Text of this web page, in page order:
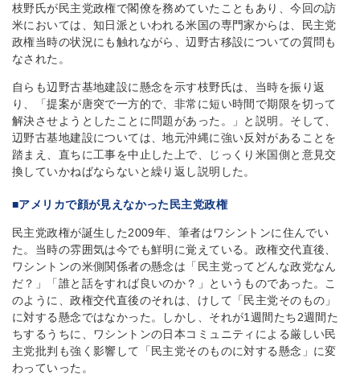
枝野氏が民主党政権で閣僚を務めていたこともあり、今回の訪
米においては、知日派といわれる米国の専門家からは、民主党
政権当時の状況にも触れながら、辺野古移設についての質問も
なされた。
自らも辺野古基地建設に懸念を示す枝野氏は、当時を振り返
り、「提案が唐突で一方的で、非常に短い時間で期限を切って
解決させようとしたことに問題があった。」と説明。そして、
辺野古基地建設については、地元沖縄に強い反対があることを
踏まえ、直ちに工事を中止した上で、じっくり米国側と意見交
換していかねばならないと繰り返し説明した。
■アメリカで顔が見えなかった民主党政権
民主党政権が誕生した2009年、筆者はワシントンに住んでい
た。当時の雰囲気は今でも鮮明に覚えている。政権交代直後、
ワシントンの米側関係者の懸念は「民主党ってどんな政党なん
だ？」「誰と話をすれば良いのか？」というものであった。こ
のように、政権交代直後のそれは、けして「民主党そのもの」
に対する懸念ではなかった。しかし、それが1週間たち2週間た
ちするうちに、ワシントンの日本コミュニティによる厳しい民
主党批判も強く影響して「民主党そのものに対する懸念」に変
わっていった。